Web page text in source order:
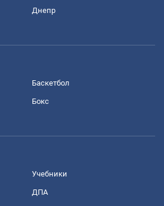
Днепр
Баскетбол
Бокс
Учебники
ДПА